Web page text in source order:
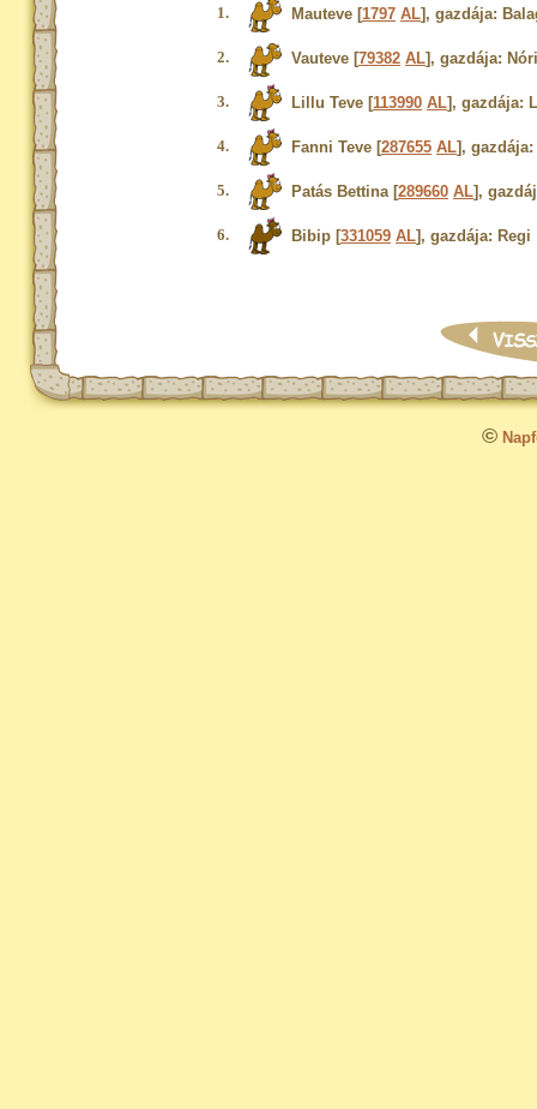
1. Mauteve [1797 AL], gazdája:
2. Vauteve [79382 AL], gazdája:
3. Lillu Teve [113990 AL], gazdája:
4. Fanni Teve [287655 AL],
5. Patás Bettina [289660 AL],
6. Bibip [331059 AL], gazdája: Regi
©